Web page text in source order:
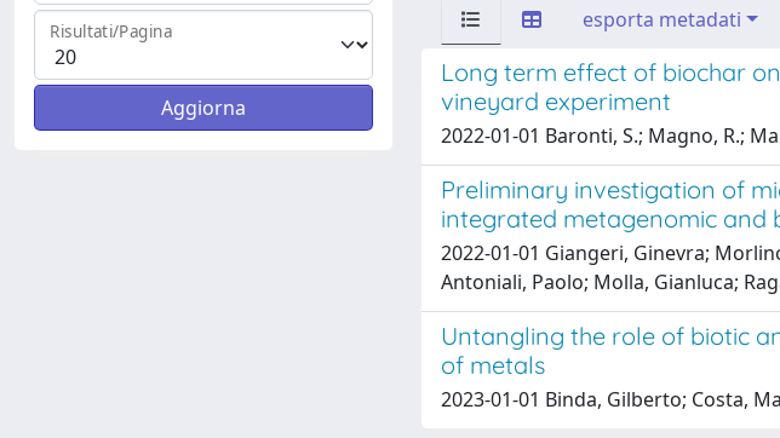
Risultati/Pagina
esporta metadati
Long term effect of biochar
vineyard experiment
2022-01-01 Baronti, S.; Magno, R.;
Preliminary investigation of
integrated metagenomic and
2022-01-01 Giangeri, Ginevra;
Antoniali, Paolo; Molla, Gianluca;
Untangling the role of biotic
of metals
2023-01-01 Binda, Gilberto; Costa,